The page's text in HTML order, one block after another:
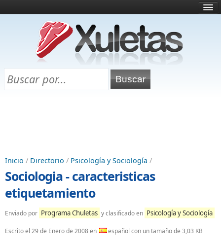
¿Qué es esto?
Directorio
Chuletas para exámenes
Inicio / Directorio / Psicología y Sociología /
Sociologia - caracteristicas
etiquetamiento
Enviado por Programa Chuletas y clasificado en Psicología y Sociología
Escrito el 29 de Enero de 2008en español con un tamaño de 3,03 KB